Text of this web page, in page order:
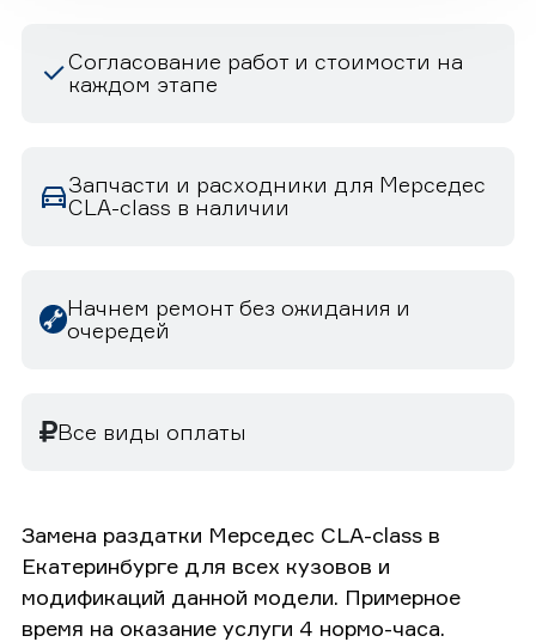
Согласование работ и стоимости на
каждом этапе
Запчасти и расходники для Мерседес
CLA-class в наличии
Начнем ремонт без ожидания и
очередей
Все виды оплаты
Замена раздатки Мерседес CLA-class в
Екатеринбурге для всех кузовов и
модификаций данной модели. Примерное
время на оказание услуги 4 нормо-часа.